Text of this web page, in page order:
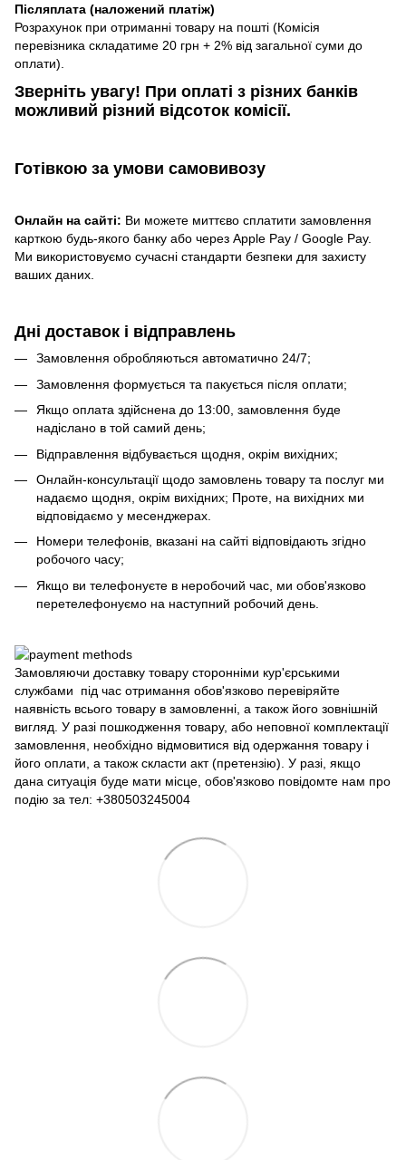
Післяплата (наложений платіж)
Розрахунок при отриманні товару на пошті (Комісія
перевізника складатиме 20 грн + 2% від загальної суми до
оплати).
Зверніть увагу!​ При оплаті з різних банків
можливий різний відсоток комісії.
Готівкою за умови самовивозу
Онлайн на сайті: Ви можете миттєво сплатити замовлення
карткою будь-якого банку або через Apple Pay / Google Pay.
Ми використовуємо сучасні стандарти безпеки для захисту
ваших даних.
Дні доставок і відправлень
Замовлення обробляються автоматично 24/7;
Замовлення формується та пакується після оплати;
Якщо оплата здійснена до 13:00, замовлення буде
надіслано в той самий день;
Відправлення відбувається щодня, окрім вихідних;
Онлайн-консультації щодо замовлень товару та послуг ми
надаємо щодня, окрім вихідних; Проте, на вихідних ми
відповідаємо у месенджерах.
Номери телефонів, вказані на сайті відповідають згідно
робочого часу;
Якщо ви телефонуєте в неробочий час, ми обов'язково
перетелефонуємо на наступний робочий день.
Замовляючи доставку товару сторонніми кур'єрськими
службами під час отримання обов'язково перевіряйте
наявність всього товару в замовленні, а також його зовнішній
вигляд. У разі пошкодження товару, або неповної комплектації
замовлення, необхідно відмовитися від одержання товару і
його оплати, а також скласти акт (претензію). У разі, якщо
дана ситуація буде мати місце, обов'язково повідомте нам про
подію за тел: +380503245004